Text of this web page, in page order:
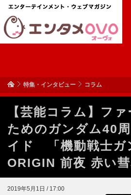
特集・インタビュー コラム
【芸能コラム】フ
ためのガンダム40
イド 「機動戦士ガ
ORIGIN 前夜 赤い
2019年5月1日 / 17:00